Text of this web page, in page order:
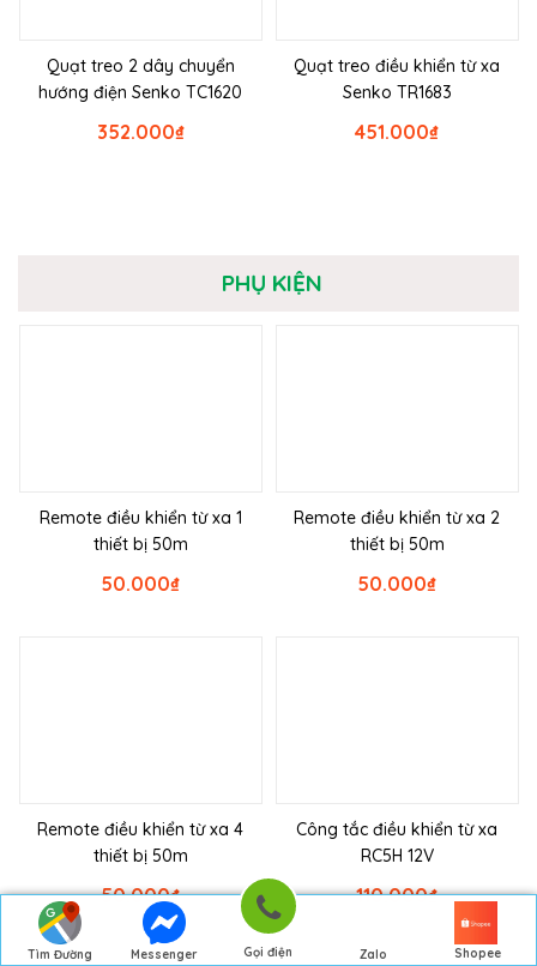
Tìm Đường
Messenger Gọi điện Zalo Shopee
Quạt treo 2 dây chuyển
hướng điện Senko TC1620
₫
352.000
Quạt treo điều khiển từ xa
Senko TR1683
₫
451.000
PHỤ KIỆN
Remote điều khiển từ xa 1
thiết bị 50m
₫
50.000
Remote điều khiển từ xa 2
thiết bị 50m
₫
50.000
Remote điều khiển từ xa 4
thiết bị 50m
₫
50.000
Công tắc điều khiển từ xa
RC5H 12V
₫
110.000